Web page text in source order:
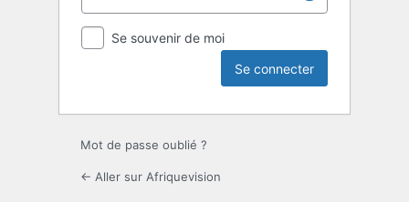
Se souvenir de moi
Mot de passe oublié ?
← Aller sur Afriquevision